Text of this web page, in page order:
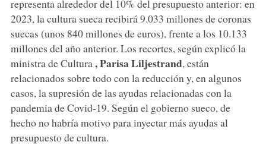
representa alrededor del 10% del presupuesto anterior: en
2023, la cultura sueca recibirá 9.033 millones de coronas
suecas (unos 840 millones de euros), frente a los 10.133
millones del año anterior. Los recortes, según explicó la
ministra de Cultura , Parisa Liljestrand, están
relacionados sobre todo con la reducción y, en algunos
casos, la supresión de las ayudas relacionadas con la
pandemia de Covid-19. Según el gobierno sueco, de
hecho no habría motivo para inyectar más ayudas al
presupuesto de cultura.